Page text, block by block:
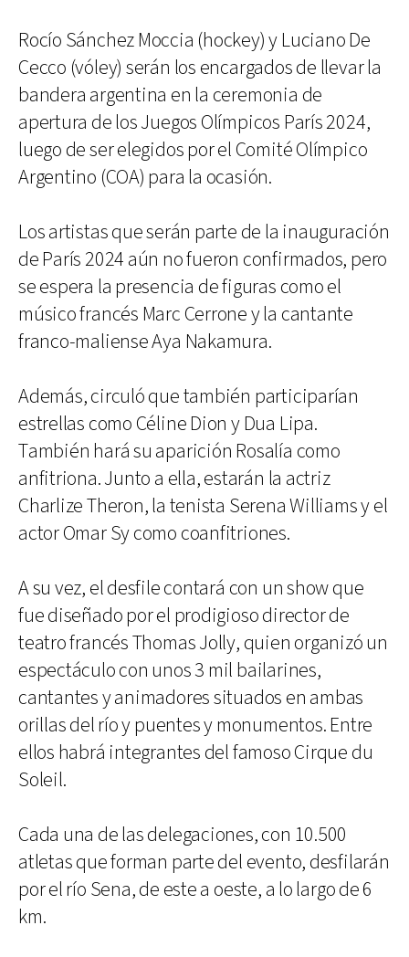
Rocío Sánchez Moccia (hockey) y Luciano De
Cecco (vóley) serán los encargados de llevar la
bandera argentina en la ceremonia de
apertura de los Juegos Olímpicos París 2024,
luego de ser elegidos por el Comité Olímpico
Argentino (COA) para la ocasión.
Los artistas que serán parte de la inauguración
de París 2024 aún no fueron confirmados, pero
se espera la presencia de figuras como el
músico francés Marc Cerrone y la cantante
franco-maliense Aya Nakamura.
Además, circuló que también participarían
estrellas como Céline Dion y Dua Lipa.
También hará su aparición Rosalía como
anfitriona. Junto a ella, estarán la actriz
Charlize Theron, la tenista Serena Williams y el
actor Omar Sy como coanfitriones.
A su vez, el desfile contará con un show que
fue diseñado por el prodigioso director de
teatro francés Thomas Jolly, quien organizó un
espectáculo con unos 3 mil bailarines,
cantantes y animadores situados en ambas
orillas del río y puentes y monumentos. Entre
ellos habrá integrantes del famoso Cirque du
Soleil.
Cada una de las delegaciones, con 10.500
atletas que forman parte del evento, desfilarán
por el río Sena, de este a oeste, a lo largo de 6
km.